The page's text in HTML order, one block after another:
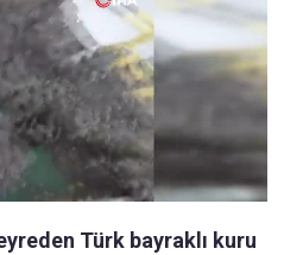
Türk bayraklı kuru